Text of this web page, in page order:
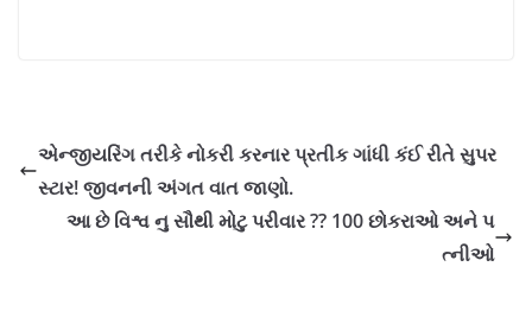
એન્જીયરિંગ તરીકે નોકરી કરનાર પ્રતીક ગાંધી કંઈ રીતે સુપર
સ્ટાર! જીવનની અંગત વાત જાણો.
આ છે વિશ્વ નુ સૌથી મોટુ પરીવાર ?? 100 છોકરાઓ અને પ
ત્નીઓ